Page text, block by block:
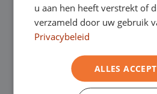
Je bent van harte
showrooms om de
en natuurlijk voor een
kunt in Asten terecht
u aan hen heeft verstrekt of
verzameld door uw gebruik
Privacybeleid
ALLES